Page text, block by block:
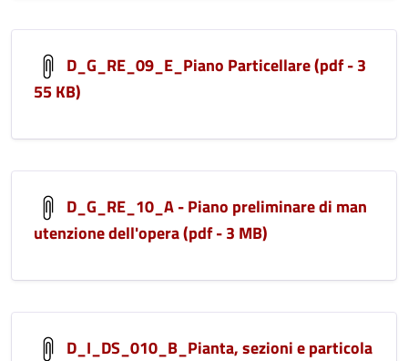
D_G_RE_09_E_Piano Particellare (pdf - 3
55 KB)
D_G_RE_10_A - Piano preliminare di man
utenzione dell'opera (pdf - 3 MB)
D_I_DS_010_B_Pianta, sezioni e particola